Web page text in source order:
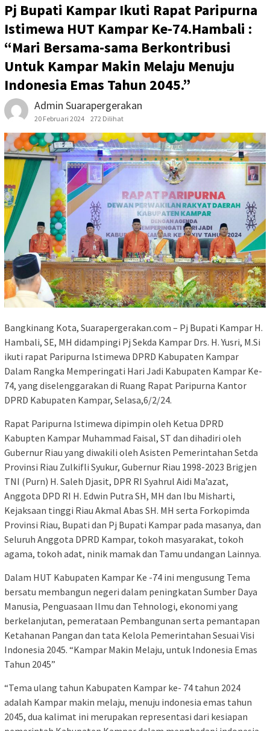
Pj Bupati Kampar Ikuti Rapat Paripurna
Istimewa HUT Kampar Ke-74.Hambali :
“Mari Bersama-sama Berkontribusi
Untuk Kampar Makin Melaju Menuju
Indonesia Emas Tahun 2045.”
Admin Suarapergerakan
20 Februari 2024 272 Dilihat
Bangkinang Kota, Suarapergerakan.com – Pj Bupati Kampar H.
Hambali, SE, MH didampingi Pj Sekda Kampar Drs. H. Yusri, M.Si
ikuti rapat Paripurna Istimewa DPRD Kabupaten Kampar
Dalam Rangka Memperingati Hari Jadi Kabupaten Kampar Ke-
74, yang diselenggarakan di Ruang Rapat Paripurna Kantor
DPRD Kabupaten Kampar, Selasa,6/2/24.
Rapat Paripurna Istimewa dipimpin oleh Ketua DPRD
Kabupten Kampar Muhammad Faisal, ST dan dihadiri oleh
Gubernur Riau yang diwakili oleh Asisten Pemerintahan Setda
Provinsi Riau Zulkifli Syukur, Gubernur Riau 1998-2023 Brigjen
TNI (Purn) H. Saleh Djasit, DPR RI Syahrul Aidi Ma’azat,
Anggota DPD RI H. Edwin Putra SH, MH dan Ibu Misharti,
Kejaksaan tinggi Riau Akmal Abas SH. MH serta Forkopimda
Provinsi Riau, Bupati dan Pj Bupati Kampar pada masanya, dan
Seluruh Anggota DPRD Kampar, tokoh masyarakat, tokoh
agama, tokoh adat, ninik mamak dan Tamu undangan Lainnya.
Dalam HUT Kabupaten Kampar Ke -74 ini mengusung Tema
bersatu membangun negeri dalam peningkatan Sumber Daya
Manusia, Penguasaan Ilmu dan Tehnologi, ekonomi yang
berkelanjutan, pemerataan Pembangunan serta pemantapan
Ketahanan Pangan dan tata Kelola Pemerintahan Sesuai Visi
Indonesia 2045. “Kampar Makin Melaju, untuk Indonesia Emas
Tahun 2045”
“Tema ulang tahun Kabupaten Kampar ke- 74 tahun 2024
adalah Kampar makin melaju, menuju indonesia emas tahun
2045, dua kalimat ini merupakan representasi dari kesiapan